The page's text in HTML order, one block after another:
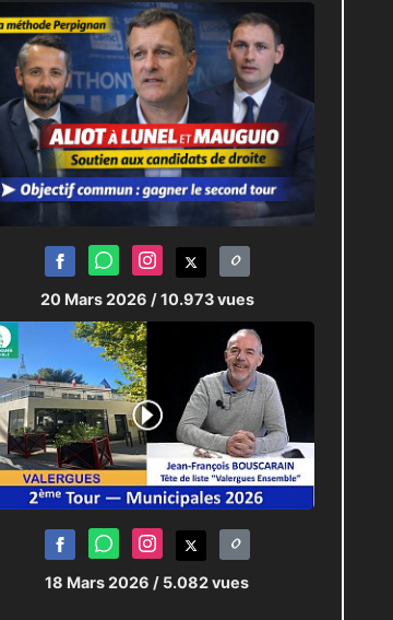
20 Mars 2026 / 10.973 vues
18 Mars 2026 / 5.082 vues